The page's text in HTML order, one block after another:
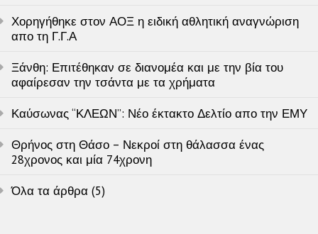
Χορηγήθηκε στον ΑΟΞ η ειδική αθλητική αναγνώριση
απο τη Γ.Γ.Α
Ξάνθη: Επιτέθηκαν σε διανομέα και με την βία του
αφαίρεσαν την τσάντα με τα χρήματα
Καύσωνας “ΚΛΕΩΝ”: Νέο έκτακτο Δελτίο απο την ΕΜΥ
Θρήνος στη Θάσο – Νεκροί στη θάλασσα ένας
28χρονος και μία 74χρονη
Όλα τα άρθρα (5)